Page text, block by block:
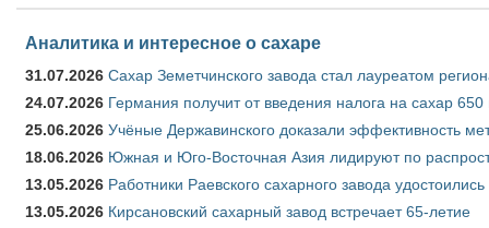
Аналитика и интересное о сахаре
31.07.2026 Сахар Земетчинского завода стал лауреатом
24.07.2026 Германия получит от введения налога на сахар
25.06.2026 Учёные Державинского доказали эффективность
18.06.2026 Южная и Юго-Восточная Азия лидируют по
13.05.2026 Работники Раевского сахарного завода удостоились
13.05.2026 Кирсановский сахарный завод встречает 65-летие